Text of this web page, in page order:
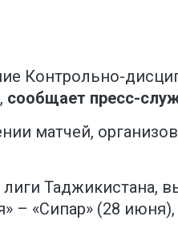
Контрольно-
сообщает пресс-
матчей,
Таджикистана,
– «Сипар» (28 июня),